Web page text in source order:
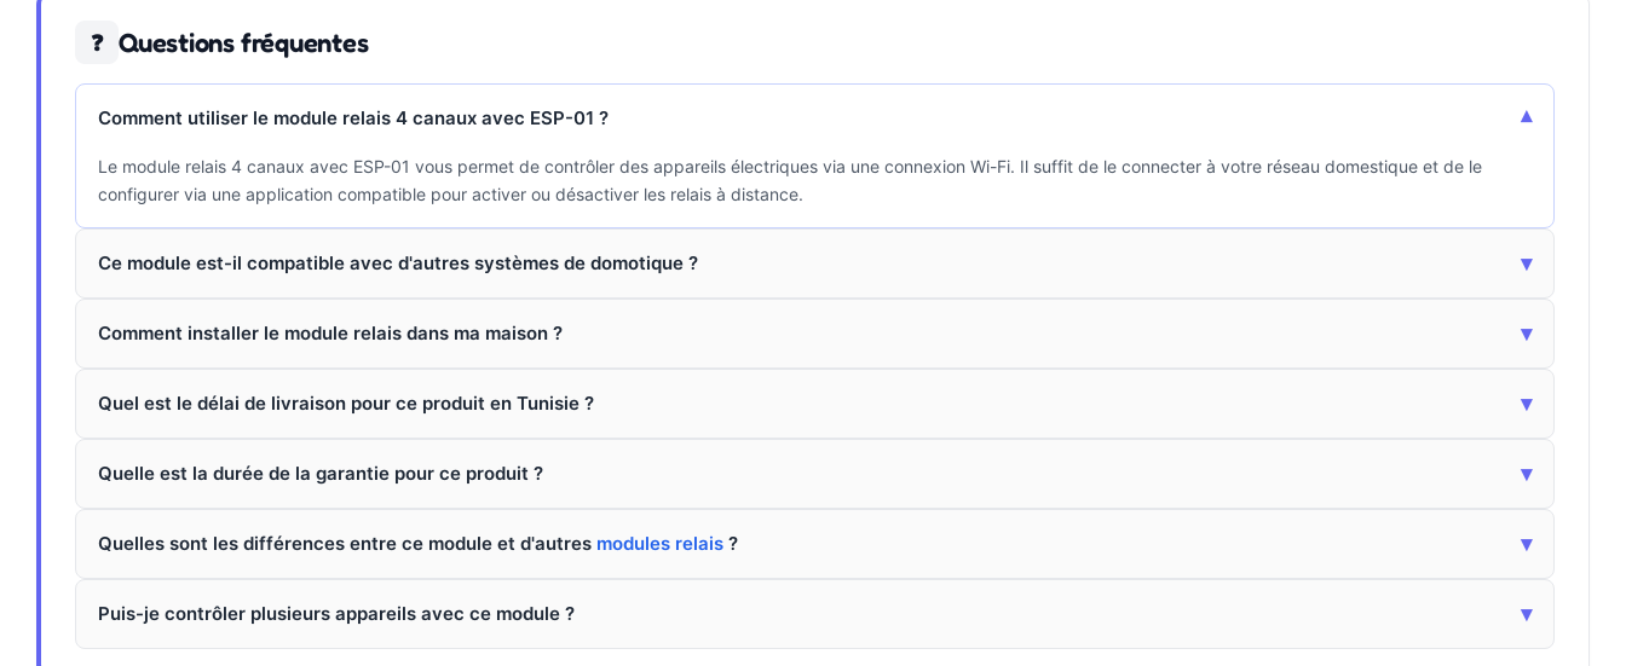
❓ Questions fréquentes
Comment utiliser le module relais 4 canaux avec ESP-01 ? ▾
Le module relais 4 canaux avec ESP-01 vous permet de contrôler des appareils électriques via une connexion Wi-Fi. Il suffit de le connecter à votre réseau domestique et de le
configurer via une application compatible pour activer ou désactiver les relais à distance.
Ce module est-il compatible avec d'autres systèmes de domotique ? ▾
Comment installer le module relais dans ma maison ? ▾
Quel est le délai de livraison pour ce produit en Tunisie ? ▾
Quelle est la durée de la garantie pour ce produit ? ▾
Quelles sont les différences entre ce module et d'autres modules relais ? ▾
Puis-je contrôler plusieurs appareils avec ce module ? ▾